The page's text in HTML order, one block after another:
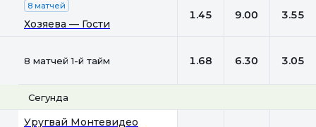
8 матчей
Хозяева — Гости
1.45 9.00 3.55
8 матчей 1-й тайм 1.68 6.30 3.05
Сегунда
Уругвай Монтевидео